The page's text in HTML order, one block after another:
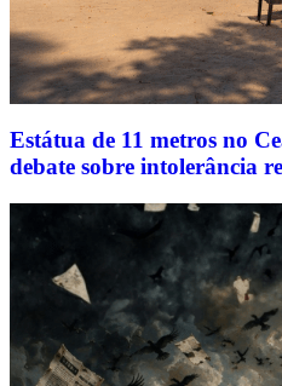
Estátua de 11 metros no
debate sobre intolerância